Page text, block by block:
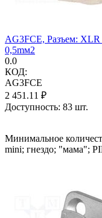
AG3FCE, Разъем:
0,5mм2
0.0
КОД:
AG3FCE
2 451.11 ₽
Доступность: 83 шт.
Минимальное
mini; гнездо; "мама";